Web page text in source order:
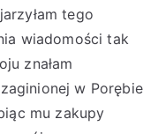
tego
wiadomości tak
znałam
w Porębie
mu zakupy